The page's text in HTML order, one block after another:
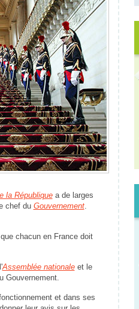
la Républiquea de larges
chef du Gouvernement.
chacun en France doit
Assemblée nationaleet le
Gouvernement.
et dans ses